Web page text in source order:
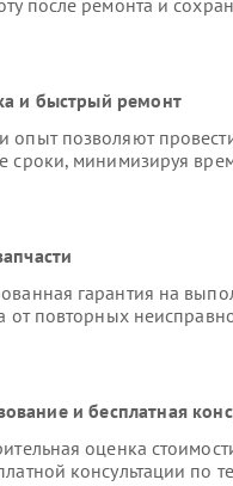
после ремонта и
и быстрый ремонт
позволяют
сроки, минимизируя
гарантия на
от повторных
и бесплатная
оценка
консультации по